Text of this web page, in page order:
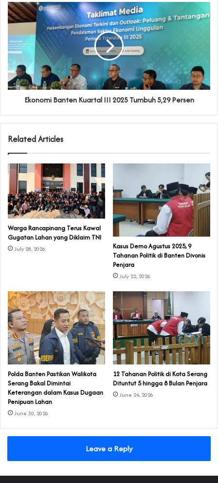
Ekonomi Banten Kuartal III 2025 Tumbuh 5,29 Persen
Related Articles
‎Warga Rancapinang Terus Kawal
Gugatan Lahan yang Diklaim TNI‎‎
July 28, 2026
‎Kasus Demo Agustus 2025, 9
Tahanan Politik di Banten Divonis
Penjara
July 22, 2026
Polda Banten Pastikan Walikota
Serang Bakal Dimintai
Keterangan dalam Kasus Dugaan
Penipuan Lahan
June 30, 2026
‎12 Tahanan Politik di Kota Serang
Dituntut 5 hingga 8 Bulan Penjara‎‎
June 24, 2026
Leave a Reply